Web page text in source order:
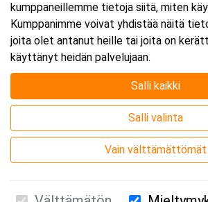
kumppaneillemme tietoja siitä, miten
Kumppanimme voivat yhdistää näitä
joita olet antanut heille tai joita on
käyttänyt heidän palvelujaan.
Salli kaikki
Salli valinta
Vain välttämättömät